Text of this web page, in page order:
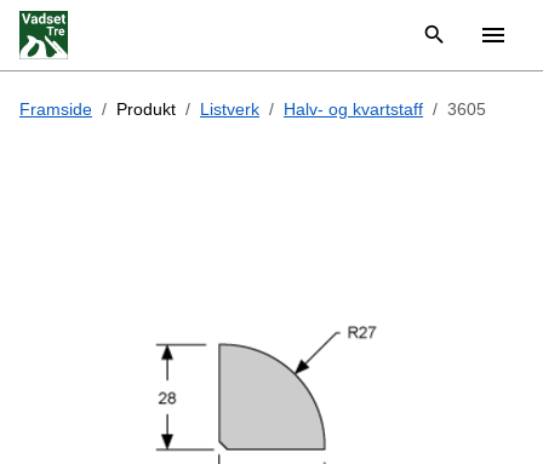
Framside Produkt Listverk Halv- og kvartstaff 3605